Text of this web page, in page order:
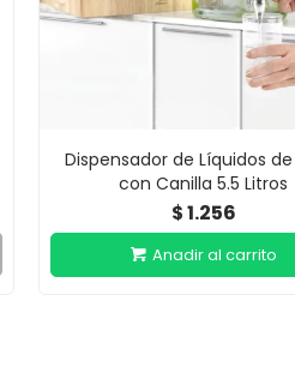
Dispensador de Líquidos
con Canilla 5.5 Litros
$1.256